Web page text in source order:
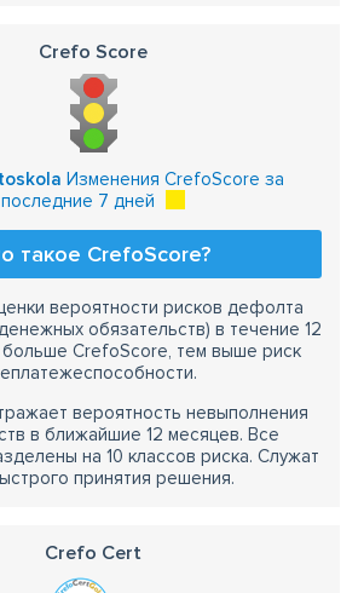
Crefo Score
Изменения CrefoScore за
последние 7 дней
такое CrefoScore?
вероятности рисков дефолта
обязательств) в течение 12
CrefoScore, тем выше риск
вероятность невыполнения
в ближайшие 12 месяцев. Все
на 10 классов риска. Служат
принятия решения.
Crefo Cert